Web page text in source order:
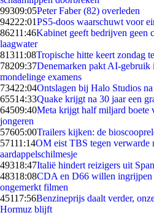
99309:05Peter Faber (82) overleden
94222:01PS5-doos waarschuwt voor
86211:46Kabinet geeft bedrijven geen
laagwater
81311:08Tropische hitte keert zondag
78209:37Denemarken pakt AI-gebruik
mondelinge examens
73422:04Ontslagen bij Halo Studios
65514:33Quake krijgt na 30 jaar een
64509:40Meta krijgt half miljard boete
jongeren
57605:00Trailers kijken: de
57111:14OM eist TBS tegen verwarde
aardappelschilmesje
49318:47Italië hindert reizigers uit
48318:08CDA en D66 willen ingrijpen
ongemerkt filmen
45117:56Benzineprijs daalt verder,
Hormuz blijft